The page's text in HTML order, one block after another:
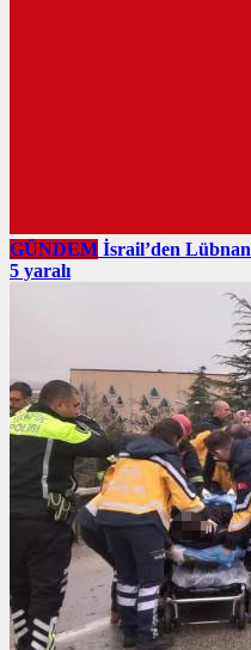
GÜNDEM İsrail’den
5 yaralı